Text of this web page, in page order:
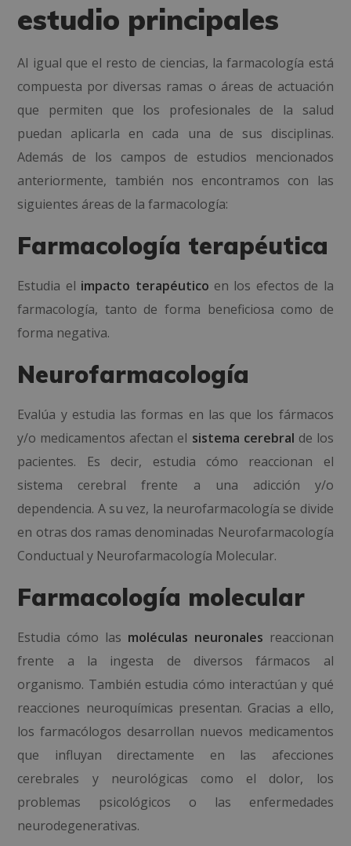
estudio principales
Al igual que el resto de ciencias, la farmacología está
compuesta por diversas ramas o áreas de actuación
que permiten que los profesionales de la salud
puedan aplicarla en cada una de sus disciplinas.
Además de los campos de estudios mencionados
anteriormente, también nos encontramos con las
siguientes áreas de la farmacología:
Farmacología terapéutica
Estudia el impacto terapéutico en los efectos de la
farmacología, tanto de forma beneficiosa como de
forma negativa.
Neurofarmacología
Evalúa y estudia las formas en las que los fármacos
y/o medicamentos afectan el sistema cerebral de los
pacientes. Es decir, estudia cómo reaccionan el
sistema cerebral frente a una adicción y/o
dependencia. A su vez, la neurofarmacología se divide
en otras dos ramas denominadas Neurofarmacología
Conductual y Neurofarmacología Molecular.
Farmacología molecular
Estudia cómo las moléculas neuronales reaccionan
frente a la ingesta de diversos fármacos al
organismo. También estudia cómo interactúan y qué
reacciones neuroquímicas presentan. Gracias a ello,
los farmacólogos desarrollan nuevos medicamentos
que influyan directamente en las afecciones
cerebrales y neurológicas como el dolor, los
problemas psicológicos o las enfermedades
neurodegenerativas.